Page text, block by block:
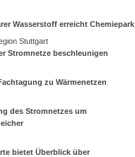
Wasserstoff erreicht Chemiepark
Stuttgart
Stromnetze beschleunigen
zu Wärmenetzen
des Stromnetzes um
bietet Überblick über